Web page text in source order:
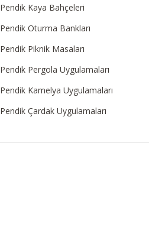
Pendik Kaya Bahçeleri
Pendik Oturma Bankları
Pendik Piknik Masaları
Pendik Pergola Uygulamaları
Pendik Kamelya Uygulamaları
Pendik Çardak Uygulamaları